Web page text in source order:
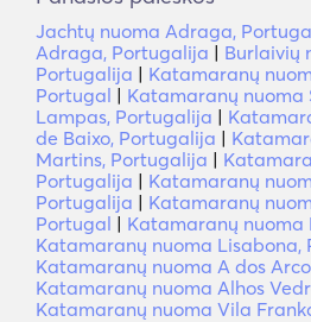
Jachtų nuoma Adraga,
Adraga, Portugalija | Burlaivių
Portugalija | Katamaranų
Portugal | Katamaranų nuoma
Lampas, Portugalija |
de Baixo, Portugalija |
Martins, Portugalija |
Portugalija | Katamaranų
Portugalija | Katamaranų
Portugal | Katamaranų nuoma
Katamaranų nuoma Lisabona,
Katamaranų nuoma A dos
Katamaranų nuoma Alhos
Katamaranų nuoma Vila